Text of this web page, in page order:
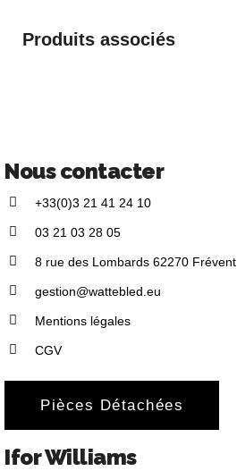
Produits associés
Nous contacter
+33(0)3 21 41 24 10
03 21 03 28 05
8 rue des Lombards 62270 Frévent
gestion@wattebled.eu
Mentions légales
CGV
Pièces Détachées
Ifor Williams